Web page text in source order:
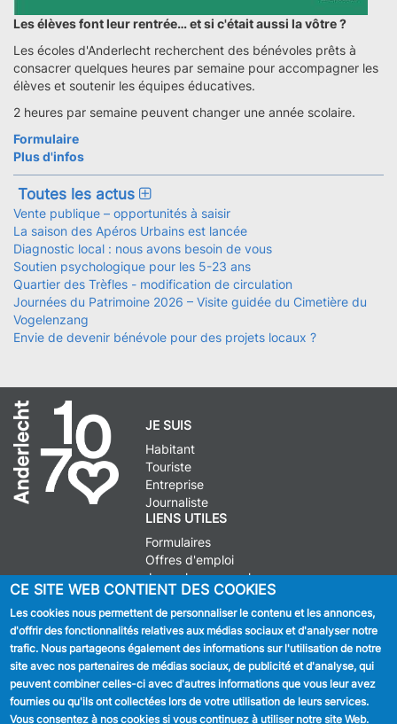
Les élèves font leur rentrée… et si c'était aussi la vôtre ?
Les écoles d'Anderlecht recherchent des bénévoles prêts à
consacrer quelques heures par semaine pour accompagner les
élèves et soutenir les équipes éducatives.
2 heures par semaine peuvent changer une année scolaire.
Formulaire
Plus d'infos
Toutes les actus
Vente publique – opportunités à saisir
La saison des Apéros Urbains est lancée
Diagnostic local : nous avons besoin de vous
Soutien psychologique pour les 5-23 ans
Quartier des Trèfles - modification de circulation
Journées du Patrimoine 2026 – Visite guidée du Cimetière du
Vogelenzang
Envie de devenir bénévole pour des projets locaux ?
JE SUIS
Habitant
Touriste
Entreprise
Journaliste
LIENS UTILES
Formulaires
Offres d'emploi
Journal communal
Stationnement
SUIVEZ NOUS
Facebook
Linkedin
CE SITE WEB CONTIENT DES COOKIES
Les cookies nous permettent de personnaliser le contenu et les annonces,
d'offrir des fonctionnalités relatives aux médias sociaux et d'analyser notre
trafic. Nous partageons également des informations sur l'utilisation de notre
site avec nos partenaires de médias sociaux, de publicité et d'analyse, qui
peuvent combiner celles-ci avec d'autres informations que vous leur avez
fournies ou qu'ils ont collectées lors de votre utilisation de leurs services.
Vous consentez à nos cookies si vous continuez à utiliser notre site Web.